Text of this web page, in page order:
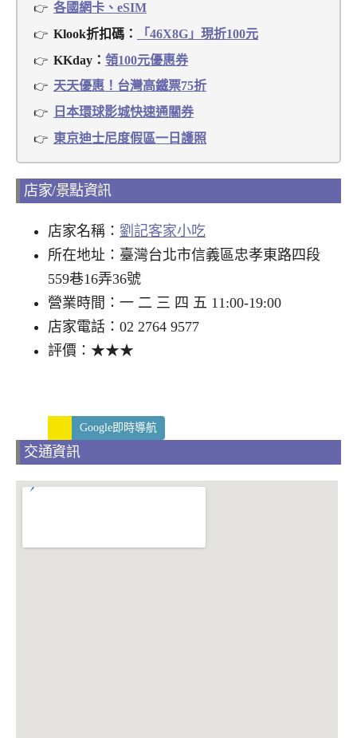
各國網卡、eSIM
Klook折扣碼：
「46X8G」現折100元
KKday： 領100元優惠券
天天優惠！台灣高鐵票75折
日本環球影城快速通關券
東京迪士尼度假區一日護照
店家/景點資訊
店家名稱： 劉記客家小吃
所在地址：臺灣台北市信義區忠孝東路四段
559巷16弄36號
營業時間：一 二 三 四 五 11:00-19:00
店家電話：02 2764 9577
評價：★★★
Google即時導航
交通資訊